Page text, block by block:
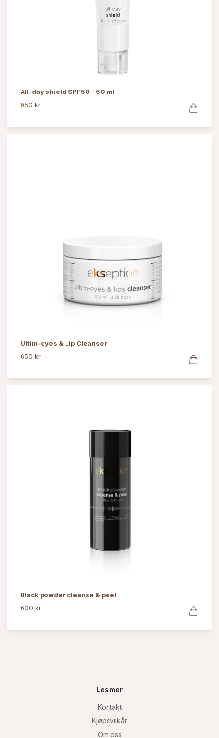
All-day shield SPF50 - 50 ml
950 kr
Ultim-eyes & Lip Cleanser
650 kr
Black powder cleanse & peel
600 kr
Les mer
Kontakt
Kjøpsvilkår
Om oss